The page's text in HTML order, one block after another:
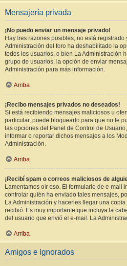
Mensajería privada
¡No puedo enviar un mensaje privado!
Hay tres razones posibles; no está registrado
Administración del foro ha deshabilitado la
todos los usuarios, o bien La Administración
grupo de usuarios, la opción de enviar
Administración para más información.
Arriba
¡Recibo mensajes privados no deseados!
Si está recibiendo mensajes maliciosos u
particular, puede bloquearlo para que no le
las opciones del Panel de Control de
informar o reportar dichos mensajes a los
Administración.
Arriba
¡Recibí spam o correos maliciosos de
Lamentamos oír eso. El formulario de e-mail
controlar quién ha enviado tales mensajes,
La Administración y hacerles llegar una
recibió. Es muy importante que incluya la
del usuario que envió el e-mail. La
Arriba
Amigos e Ignorados